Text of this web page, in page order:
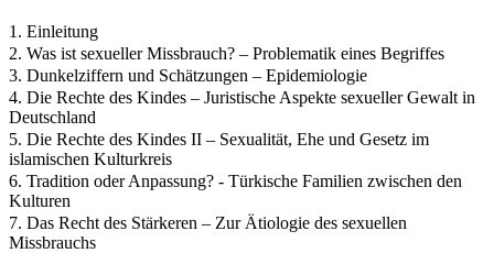
1. Einleitung
2. Was ist sexueller Missbrauch? – Problematik eines Begriffes
3. Dunkelziffern und Schätzungen – Epidemiologie
4. Die Rechte des Kindes – Juristische Aspekte sexueller Gewalt in
Deutschland
5. Die Rechte des Kindes II – Sexualität, Ehe und Gesetz im
islamischen Kulturkreis
6. Tradition oder Anpassung? - Türkische Familien zwischen den
Kulturen
7. Das Recht des Stärkeren – Zur Ätiologie des sexuellen
Missbrauchs